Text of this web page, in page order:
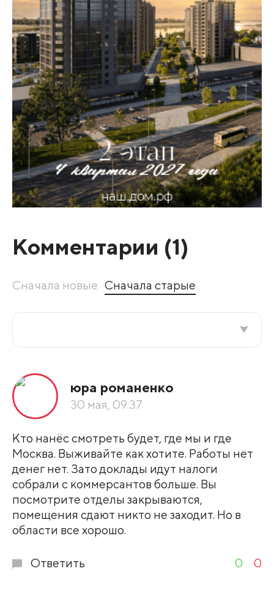
Комментарии (1)
Сначала новые Сначала старые
По рейтингу
Развернуть все
юра романенко
30 мая, 09:37
Кто нанёс смотреть будет, где мы и где
Москва. Выживайте как хотите. Работы нет
денег нет. Зато доклады идут налоги
собрали с коммерсантов больше. Вы
посмотрите отделы закрываются,
помещения сдают никто не заходит. Но в
области все хорошо.
Ответить 0 0